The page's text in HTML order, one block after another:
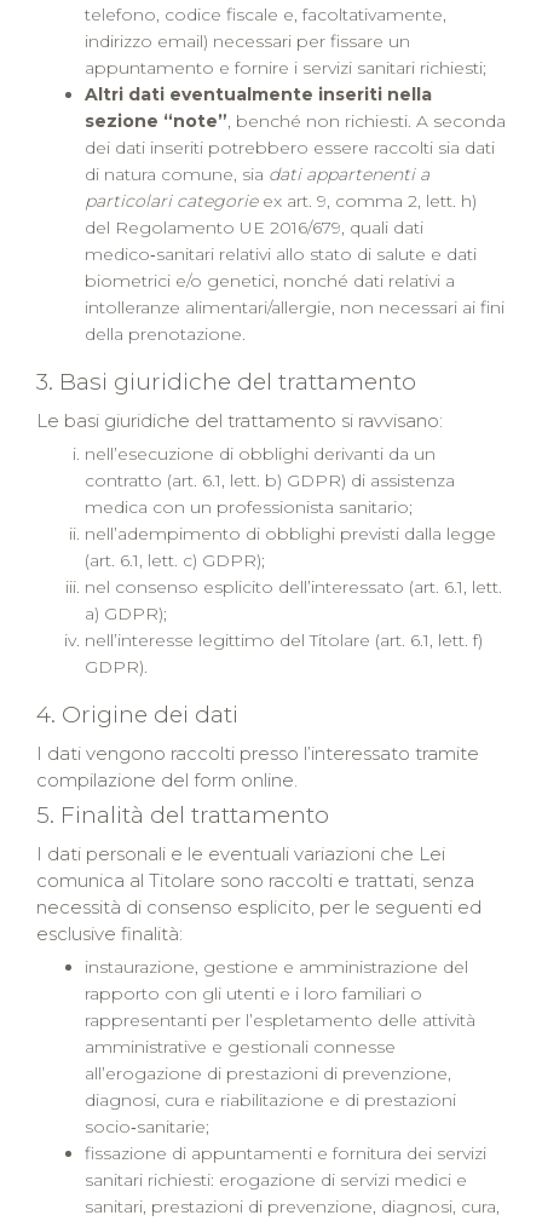
telefono, codice fiscale e, facoltativamente,
indirizzo email) necessari per fissare un
appuntamento e fornire i servizi sanitari richiesti;
Altri dati eventualmente inseriti nella
sezione “note”, benché non richiesti. A seconda
dei dati inseriti potrebbero essere raccolti sia dati
di natura comune, sia dati appartenenti a
particolari categorieex art. 9, comma 2, lett. h)
del Regolamento UE 2016/679, quali dati
medico‑sanitari relativi allo stato di salute e dati
biometrici e/o genetici, nonché dati relativi a
intolleranze alimentari/allergie, non necessari ai fini
della prenotazione.
3. Basi giuridiche del trattamento
Le basi giuridiche del trattamento si ravvisano:
nell’esecuzione di obblighi derivanti da un
contratto (art. 6.1, lett. b) GDPR) di assistenza
medica con un professionista sanitario;
nell’adempimento di obblighi previsti dalla legge
(art. 6.1, lett. c) GDPR);
nel consenso esplicito dell’interessato (art. 6.1, lett.
a) GDPR);
nell’interesse legittimo del Titolare (art. 6.1, lett. f)
GDPR).
4. Origine dei dati
I dati vengono raccolti presso l’interessato tramite
compilazione del form online.
5. Finalità del trattamento
I dati personali e le eventuali variazioni che Lei
comunica al Titolare sono raccolti e trattati, senza
necessità di consenso esplicito, per le seguenti ed
esclusive finalità:
instaurazione, gestione e amministrazione del
rapporto con gli utenti e i loro familiari o
rappresentanti per l’espletamento delle attività
amministrative e gestionali connesse
all’erogazione di prestazioni di prevenzione,
diagnosi, cura e riabilitazione e di prestazioni
socio‑sanitarie;
fissazione di appuntamenti e fornitura dei servizi
sanitari richiesti: erogazione di servizi medici e
sanitari, prestazioni di prevenzione, diagnosi, cura,